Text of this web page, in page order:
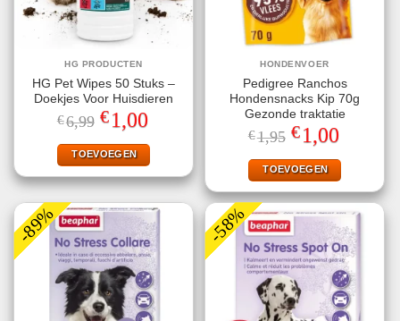
HG PRODUCTEN
HG Pet Wipes 50 Stuks –
Doekjes Voor Huisdieren
€6,99 Oorspronkelijke
prijs
was:
€6,99.
€1,00
is:
€1,00.
TOEVOEGEN
HONDENVOER
Pedigree Ranchos
Hondensnacks Kip 70g
Gezonde traktatie
€1,95 Oorspronkelijke
prijs
was:
€1,95.
€1,00
is:
€1,00.
TOEVOEGEN
-89% -58%